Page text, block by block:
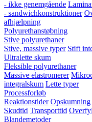
- ikke genemgående
- sandwichkonstruktioner
afhjælpning
Polyurethanstøbning
Stive polyurethaner
Stive, massive typer Stift
Ultralette skum
Fleksible polyurethaner
Massive elastromerer
integralskum Lette typer
Processforløb
Reaktionstider Opskumning
Skudtid Transporttid
Blandemetoder